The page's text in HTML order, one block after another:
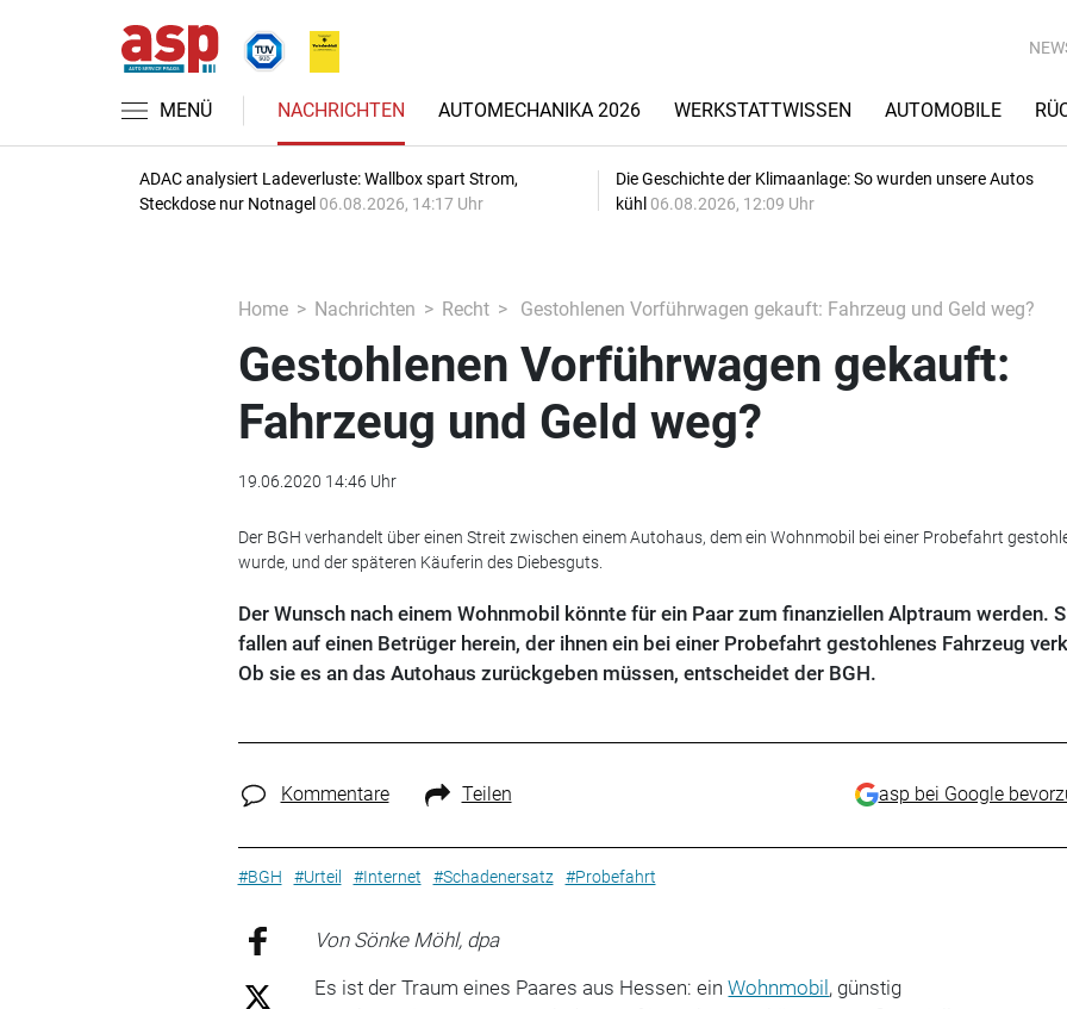
MENÜ NACHRICHTEN AUTOMECHANIKA 2026 WERKSTATTWISSEN AUTOMOBILE
ADAC analysiert Ladeverluste: Wallbox spart Strom,
Steckdose nur Notnagel 06.08.2026, 14:17 Uhr
Die Geschichte der Klimaanlage: So wurden unsere Autos
kühl 06.08.2026, 12:09 Uhr
Home Nachrichten Recht Gestohlenen Vorführwagen gekauft: Fahrzeug und Geld weg?
Gestohlenen Vorführwagen gekauft:
Fahrzeug und Geld weg?
19.06.2020 14:46 Uhr
Der BGH verhandelt über einen Streit zwischen einem Autohaus, dem ein Wohnmobil bei einer Probefahrt
wurde, und der späteren Käuferin des Diebesguts.
Der Wunsch nach einem Wohnmobil könnte für ein Paar zum finanziellen Alptraum werden.
fallen auf einen Betrüger herein, der ihnen ein bei einer Probefahrt gestohlenes Fahrzeug
Ob sie es an das Autohaus zurückgeben müssen, entscheidet der BGH.
Kommentare Teilen asp bei Google
#BGH #Urteil #Internet #Schadenersatz #Probefahrt
Von Sönke Möhl, dpa
Es ist der Traum eines Paares aus Hessen: einWohnmobil, günstig